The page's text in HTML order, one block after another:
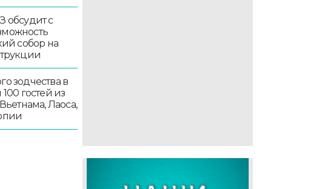
обсудит с
собор на
зодчества в
гостей из
Лаоса,